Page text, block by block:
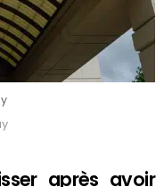
après avoir